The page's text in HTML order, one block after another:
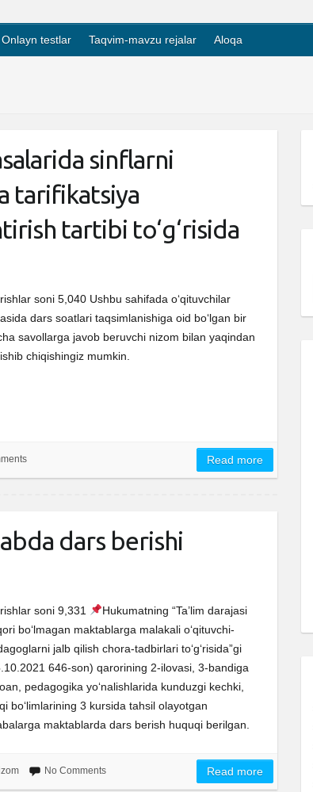
Onlayn testlar Taqvim-mavzu rejalar Aloqa
sinflarni
tarifikatsiya
tartibi to‘g‘risida
soni 5,040 Ushbu sahifada o‘qituvchilar
dars soatlari taqsimlanishiga oid bo‘lgan bir
savollarga javob beruvchi nizom bilan yaqindan
chiqishingiz mumkin.
Read more
dars berishi
soni 9,331
Hukumatning “Ta’lim darajasi
bo‘lmagan maktablarga malakali o‘qituvchi-
jalb qilish chora-tadbirlari to‘g‘risida”gi
646-son) qarorining 2-ilovasi, 3-bandiga
pedagogika yo‘nalishlarida kunduzgi kechki,
bo‘limlarining 3 kursida tahsil olayotgan
maktablarda dars berish huquqi berilgan.
No Comments Read more